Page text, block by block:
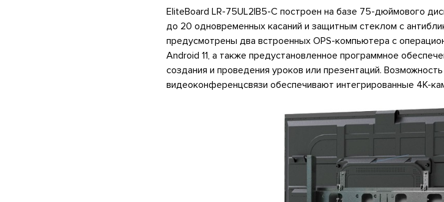
EliteBoard LR-75UL2IB5-С построен на базе 75-дюймового
до 20 одновременных касаний и защитным стеклом с
предусмотрены два встроенных OPS-компьютера с
Android 11, а также предустановленное программное
создания и проведения уроков или презентаций.
видеоконференцсвязи обеспечивают интегрированные 4K-